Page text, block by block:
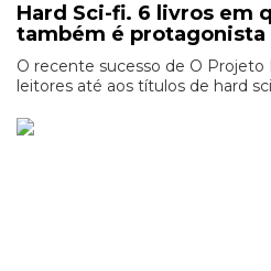
Hard Sci-fi. 6 livros em
também é protagonista
O recente sucesso de O
leitores até aos títulos de hard